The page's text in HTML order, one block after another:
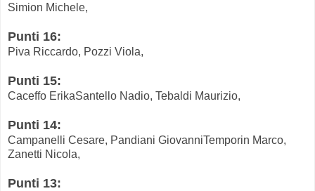
Simion Michele,
Punti 16:
Piva Riccardo, Pozzi Viola,
Punti 15:
Caceffo ErikaSantello Nadio, Tebaldi Maurizio,
Punti 14:
Campanelli Cesare, Pandiani GiovanniTemporin Marco,
Zanetti Nicola,
Punti 13: